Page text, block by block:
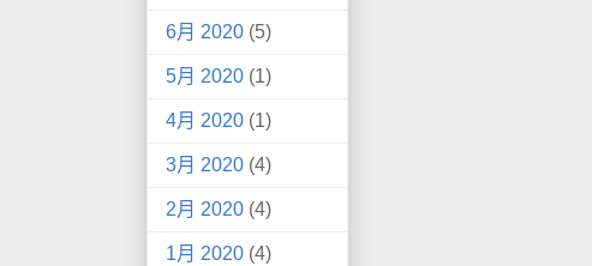
6月 2020 (5)
5月 2020 (1)
4月 2020 (1)
3月 2020 (4)
2月 2020 (4)
1月 2020 (4)